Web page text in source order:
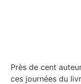
Près de cent
ces journées du